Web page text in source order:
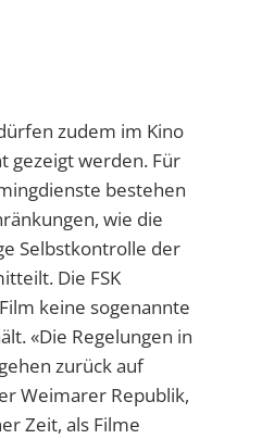
zudem im Kino
gezeigt werden. Für
bestehen
wie die
Selbstkontrolle der
Die FSK
keine sogenannte
«Die Regelungen in
zurück auf
Weimarer Republik,
Zeit, als Filme